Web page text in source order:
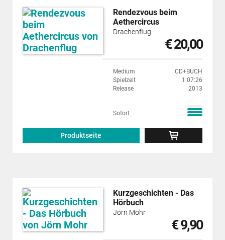
Rendezvous beim
Aethercircus
Drachenflug
€ 20,00
Medium
CD+BUCH
Spielzeit
1:07:26
Release
2013
Sofort
Produktseite
Kurzgeschichten - Das
Hörbuch
Jörn Mohr
€ 9,90